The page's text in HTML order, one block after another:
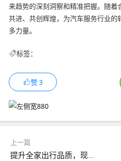
来趋势的深刻洞察和精准把握。随
共进、共创辉煌，为汽车服务行业的
多力量。
标签：
赞3
上一篇
提升全家出行品质，现在买北京汽车新X7，享至高5.5万置换补贴